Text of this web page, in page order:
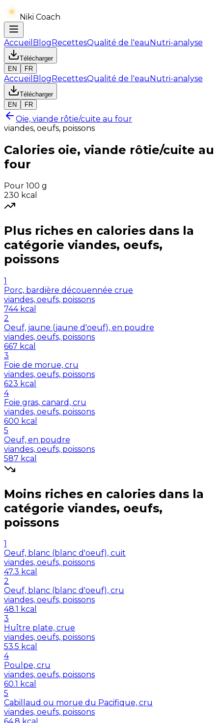
Niki Coach
Accueil BlogRecettesQualité de l'eauNutri-analyse
Télécharger
EN
FR
Accueil BlogRecettesQualité de l'eauNutri-analyse
Télécharger
EN
FR
Oie, viande rôtie/cuite au four
viandes, oeufs, poissons
Calories oie, viande rôtie/cuite au
four
Pour 100 g
230 kcal
Plus riches en calories dans la
catégorie viandes, oeufs,
poissons
1
Porc, bardière découennée crue
viandes, oeufs, poissons
744 kcal
2
Oeuf, jaune (jaune d'oeuf), en poudre
viandes, oeufs, poissons
667 kcal
3
Foie de morue, cru
viandes, oeufs, poissons
623 kcal
4
Foie gras, canard, cru
viandes, oeufs, poissons
600 kcal
5
Oeuf, en poudre
viandes, oeufs, poissons
587 kcal
Moins riches en calories dans la
catégorie viandes, oeufs,
poissons
1
Oeuf, blanc (blanc d'oeuf), cuit
viandes, oeufs, poissons
47.3 kcal
2
Oeuf, blanc (blanc d'oeuf), cru
viandes, oeufs, poissons
48.1 kcal
3
Huître plate, crue
viandes, oeufs, poissons
53.5 kcal
4
Poulpe, cru
viandes, oeufs, poissons
60.1 kcal
5
Cabillaud ou morue du Pacifique, cru
viandes, oeufs, poissons